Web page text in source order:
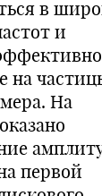
в
и
на
На
первой